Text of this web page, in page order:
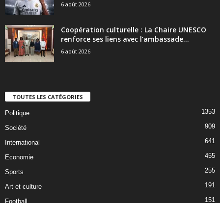
6 août 2026
Coopération culturelle : La Chaire UNESCO
renforce ses liens avec l’ambassade...
6 août 2026
TOUTES LES CATÉGORIES
Politique 1353
Société 909
International 641
Economie 455
Sports 255
Art et culture 191
Football 151